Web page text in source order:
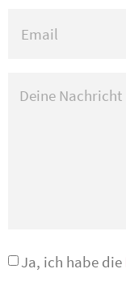
Ja, ich habe die